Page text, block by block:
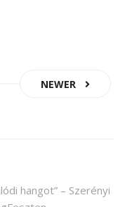
NEWER
hangot” – Szerényi